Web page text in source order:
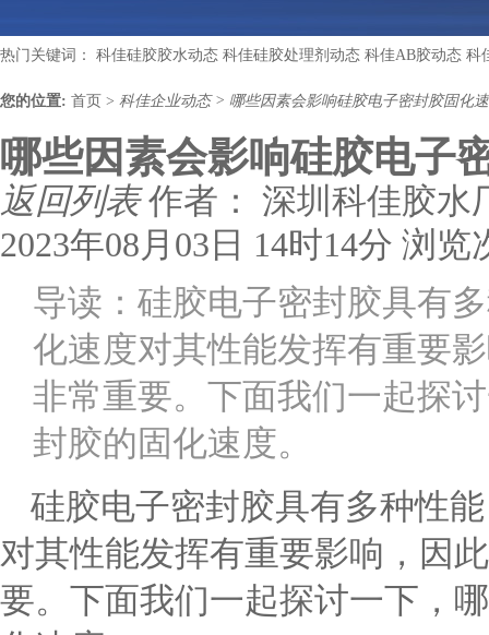
热门关键词： 科佳硅胶胶水动态 科佳硅胶处理剂动态 科佳AB胶动态 科
您的位置: 首页 > 科佳企业动态 > 哪些因素会影响硅胶电子密封胶固化
哪些因素会影响硅胶电子
返回列表作者： 深圳科佳胶水
2023年08月03日 14时14分 浏览
导读：硅胶电子密封胶具有
化速度对其性能发挥有重要
非常重要。下面我们一起探
封胶的固化速度。
硅胶电子密封胶具有多种性
对其性能发挥有重要影响，因
要。下面我们一起探讨一下，